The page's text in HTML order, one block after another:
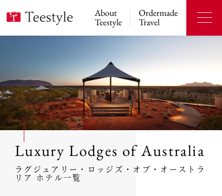
About
Teestyle
Ordermade
Travel
Luxury Lodges of Australia
ラグジュアリー・ロッジズ・オブ・オーストラ
リア ホテル一覧